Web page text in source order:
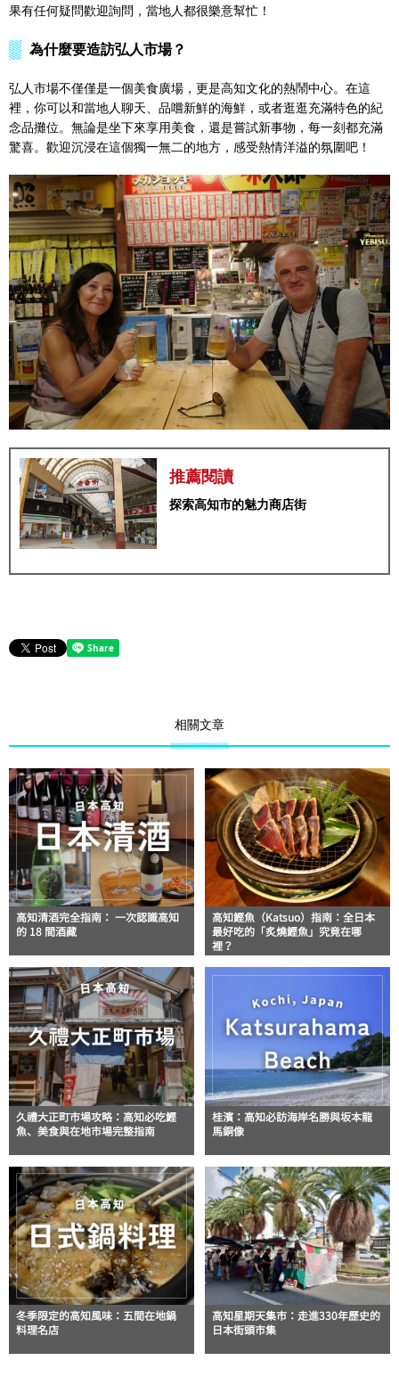
果有任何疑問歡迎詢問，當地人都很樂意幫忙！
為什麼要造訪弘人市場？
弘人市場不僅僅是一個美食廣場，更是高知文化的熱鬧中心。在這
裡，你可以和當地人聊天、品嚐新鮮的海鮮，或者逛逛充滿特色的紀
念品攤位。無論是坐下來享用美食，還是嘗試新事物，每一刻都充滿
驚喜。歡迎沉浸在這個獨一無二的地方，感受熱情洋溢的氛圍吧！
推薦閱讀
探索高知市的魅力商店街
相關文章
高知清酒完全指南： 一次認識高知
的 18 間酒藏
高知鰹魚（Katsuo）指南：全日本
最好吃的「炙燒鰹魚」究竟在哪
裡？
久禮大正町市場攻略：高知必吃鰹
魚、美食與在地市場完整指南
桂濱：高知必訪海岸名勝與坂本龍
馬銅像
冬季限定的高知風味：五間在地鍋
料理名店
高知星期天集市：走進330年歷史的
日本街頭市集